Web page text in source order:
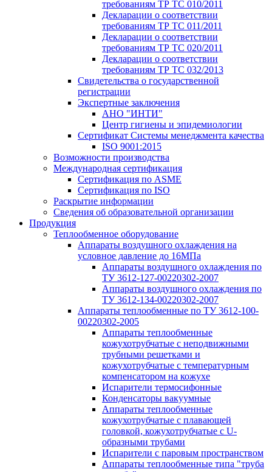
требованиям ТР ТС 010/2011
Декларации о соответствии
требованиям ТР ТС 011/2011
Декларации о соответствии
требованиям ТР ТС 020/2011
Декларации о соответствии
требованиям ТР ТС 032/2013
Свидетельства о государственной
регистрации
Экспертные заключения
АНО "ИНТИ"
Центр гигиены и эпидемиологии
Сертификат Системы менеджмента качества
ISO 9001:2015
Возможности производства
Международная сертификация
Сертификация по ASME
Сертификация по ISO
Раскрытие информации
Сведения об образовательной организации
Продукция
Теплообменное оборудование
Аппараты воздушного охлаждения на
условное давление до 16МПа
Аппараты воздушного охлаждения по
ТУ 3612-127-00220302-2007
Аппараты воздушного охлаждения по
ТУ 3612-134-00220302-2007
Аппараты теплообменные по ТУ 3612-100-
00220302-2005
Аппараты теплообменные
кожухотрубчатые с неподвижными
трубными решетками и
кожухотрубчатые с температурным
компенсатором на кожухе
Испарители термосифонные
Конденсаторы вакуумные
Аппараты теплообменные
кожухотрубчатые с плавающей
головкой, кожухотрубчатые с U-
образными трубами
Испарители с паровым пространством
Аппараты теплообменные типа "труба